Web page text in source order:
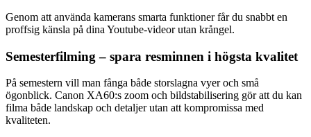
Genom att använda kamerans smarta funktioner får du snabbt en
proffsig känsla på dina Youtube-videor utan krångel.
Semesterfilming – spara resminnen i högsta kvalitet
På semestern vill man fånga både storslagna vyer och små
ögonblick. Canon XA60:s zoom och bildstabilisering gör att du kan
filma både landskap och detaljer utan att kompromissa med
kvaliteten.